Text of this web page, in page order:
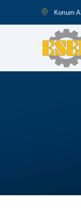
Konum Al